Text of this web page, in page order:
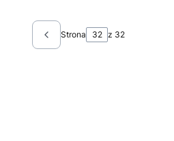
Poprzednie produkty
Strona z 32